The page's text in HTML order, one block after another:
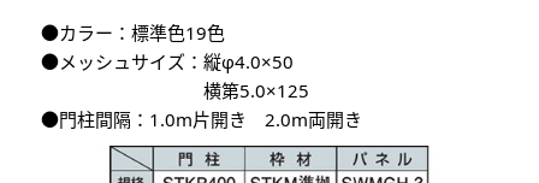
●カラー：標準色19色
●メッシュサイズ：縦φ4.0×50
横第5.0×125
●門柱間隔：1.0m片開き 2.0m両開き